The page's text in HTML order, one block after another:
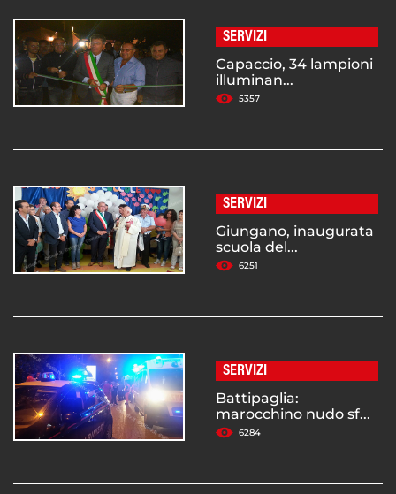
SERVIZI
Capaccio, 34 lampioni
illuminan...
5357
SERVIZI
Giungano, inaugurata
scuola del...
6251
SERVIZI
Battipaglia:
marocchino nudo sf...
6284